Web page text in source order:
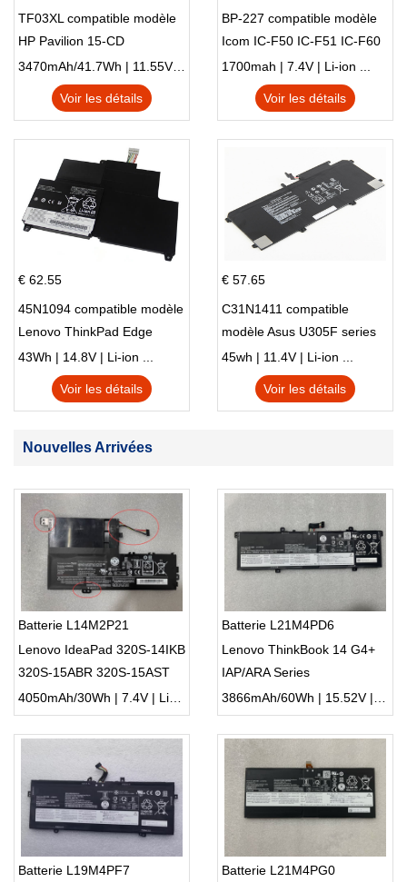
TF03XL compatible modèle
HP Pavilion 15-CD
3470mAh/41.7Wh | 11.55V | Li-ion ...
Voir les détails
BP-227 compatible modèle
Icom IC-F50 IC-F51 IC-F60
IC-F61 IC-M87
1700mah | 7.4V | Li-ion ...
Voir les détails
€ 62.55
45N1094 compatible modèle
Lenovo ThinkPad Edge
S230u Twist
43Wh | 14.8V | Li-ion ...
Voir les détails
€ 57.65
C31N1411 compatible
modèle Asus U305F series
45wh | 11.4V | Li-ion ...
Voir les détails
Nouvelles Arrivées
Batterie L14M2P21
Lenovo IdeaPad 320S-14IKB
320S-15ABR 320S-15AST
Series
4050mAh/30Wh | 7.4V | Li-ion ...
Batterie L21M4PD6
Lenovo ThinkBook 14 G4+
IAP/ARA Series
3866mAh/60Wh | 15.52V | Li-ion ...
Batterie L19M4PF7
Batterie L21M4PG0